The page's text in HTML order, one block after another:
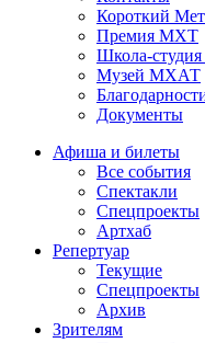
Короткий
Премия МХТ
Школа-
Музей МХАТ
Документы
Афиша и билеты
Все события
Спектакли
Спецпроекты
Артхаб
Репертуар
Текущие
Спецпроекты
Архив
Зрителям